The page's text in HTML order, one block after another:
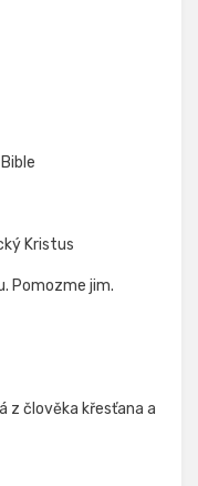
Kristus
Pomozme jim.
z člověka křesťana a